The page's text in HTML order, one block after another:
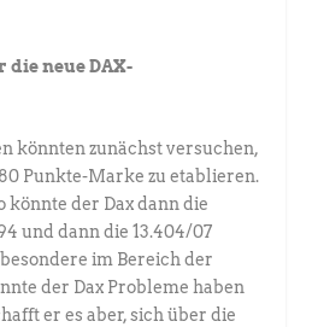
die neue DAX-
könnten zunächst versuchen,
Punkte-Marke zu etablieren.
könnte der Dax dann die
und dann die 13.404/07
im Bereich der
der Dax Probleme haben
er es aber, sich über die